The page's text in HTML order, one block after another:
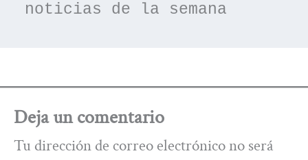
noticias de la semana
Deja un comentario
Tu dirección de correo electrónico no será